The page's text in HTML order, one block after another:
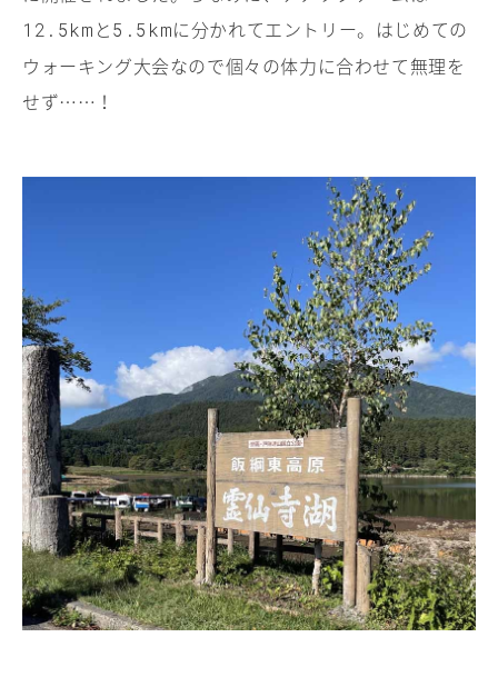
12.5km と5.5kmに分かれてエントリー。はじめての
ウォーキング大会なので個々の体力に合わせて無理を
せず……！